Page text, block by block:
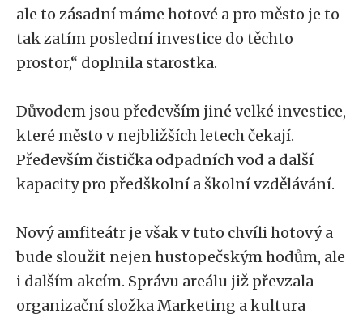
ale to zásadní máme hotové a pro město je to
tak zatím poslední investice do těchto
prostor,“ doplnila starostka.
Důvodem jsou především jiné velké investice,
které město v nejbližších letech čekají.
Především čistička odpadních vod a další
kapacity pro předškolní a školní vzdělávání.
Nový amfiteátr je však v tuto chvíli hotový a
bude sloužit nejen hustopečským hodům, ale
i dalším akcím. Správu areálu již převzala
organizační složka Marketing a kultura